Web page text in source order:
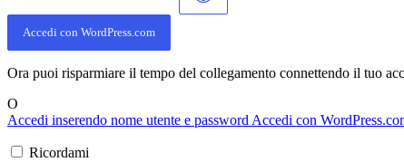
Accedi con WordPress.com
Ora puoi risparmiare il tempo del collegamento connettendo il tuo
O
Accedi inserendo nome utente e password Accedi con
Ricordami